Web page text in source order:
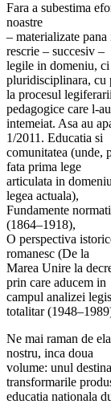
Fara a subestima
noastre
– materializate
rescrie – succesiv –
legile in domeniu,
pluridisciplinara, cu
la procesul
pedagogice care l-au
intemeiat. Asa au
1/2011. Educatia si
comunitatea (unde,
fata prima lege
articulata in
legea actuala),
Fundamente
(1864–1918),
O perspectiva
romanesc (De la
Marea Unire la
prin care aducem in
campul analizei
totalitar
Ne mai raman de
nostru, inca doua
volume: unul
transformarile
educatia nationala